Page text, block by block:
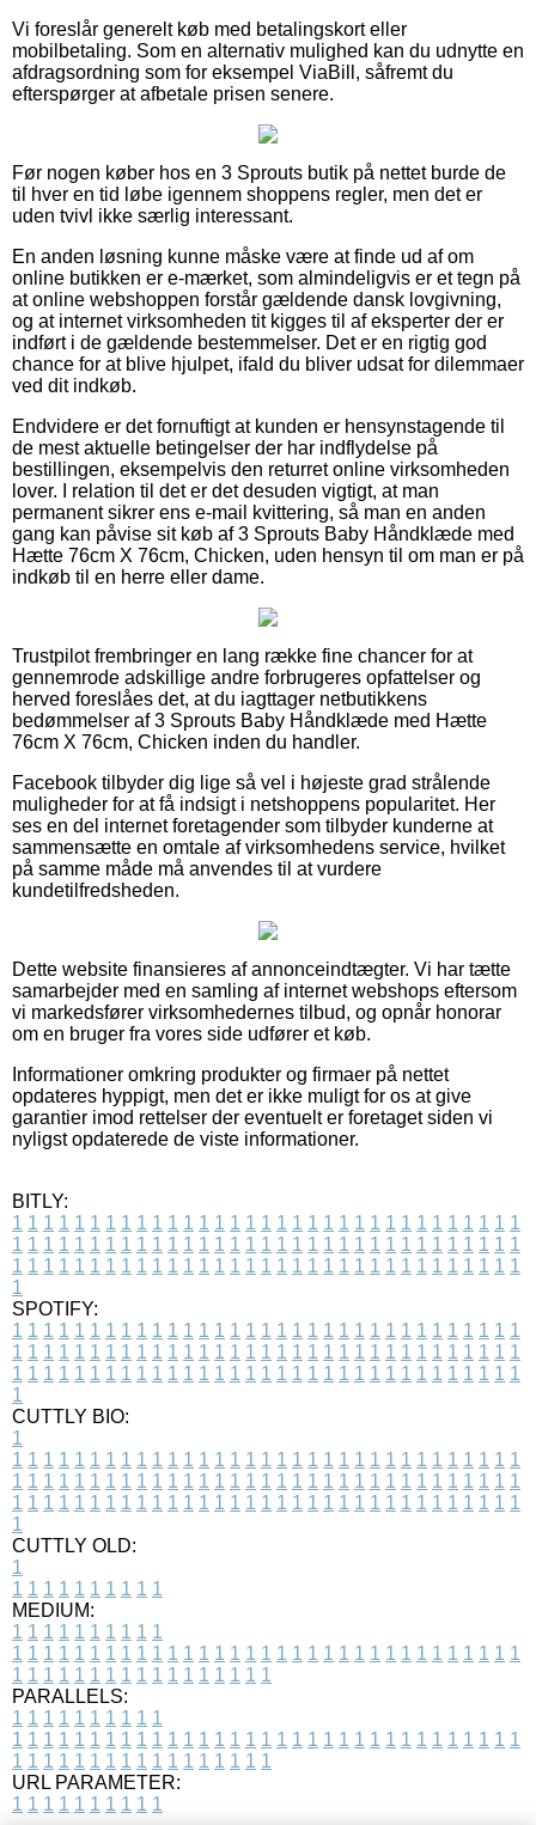
Vi foreslår generelt køb med betalingskort eller
mobilbetaling. Som en alternativ mulighed kan du udnytte en
afdragsordning som for eksempel ViaBill, såfremt du
efterspørger at afbetale prisen senere.
Før nogen køber hos en 3 Sprouts butik på nettet burde de
til hver en tid løbe igennem shoppens regler, men det er
uden tvivl ikke særlig interessant.
En anden løsning kunne måske være at finde ud af om
online butikken er e-mærket, som almindeligvis er et tegn på
at online webshoppen forstår gældende dansk lovgivning,
og at internet virksomheden tit kigges til af eksperter der er
indført i de gældende bestemmelser. Det er en rigtig god
chance for at blive hjulpet, ifald du bliver udsat for dilemmaer
ved dit indkøb.
Endvidere er det fornuftigt at kunden er hensynstagende til
de mest aktuelle betingelser der har indflydelse på
bestillingen, eksempelvis den returret online virksomheden
lover. I relation til det er det desuden vigtigt, at man
permanent sikrer ens e-mail kvittering, så man en anden
gang kan påvise sit køb af 3 Sprouts Baby Håndklæde med
Hætte 76cm X 76cm, Chicken, uden hensyn til om man er på
indkøb til en herre eller dame.
Trustpilot frembringer en lang række fine chancer for at
gennemrode adskillige andre forbrugeres opfattelser og
herved foreslåes det, at du iagttager netbutikkens
bedømmelser af 3 Sprouts Baby Håndklæde med Hætte
76cm X 76cm, Chicken inden du handler.
Facebook tilbyder dig lige så vel i højeste grad strålende
muligheder for at få indsigt i netshoppens popularitet. Her
ses en del internet foretagender som tilbyder kunderne at
sammensætte en omtale af virksomhedens service, hvilket
på samme måde må anvendes til at vurdere
kundetilfredsheden.
Dette website finansieres af annonceindtægter. Vi har tætte
samarbejder med en samling af internet webshops eftersom
vi markedsfører virksomhedernes tilbud, og opnår honorar
om en bruger fra vores side udfører et køb.
Informationer omkring produkter og firmaer på nettet
opdateres hyppigt, men det er ikke muligt for os at give
garantier imod rettelser der eventuelt er foretaget siden vi
nyligst opdaterede de viste informationer.
BITLY:
1 1 1 1 1 1 1 1 1 1 1 1 1 1 1 1 1 1 1 1 1 1 1 1 1 1 1 1 1 1 1 1 1
1 1 1 1 1 1 1 1 1 1 1 1 1 1 1 1 1 1 1 1 1 1 1 1 1 1 1 1 1 1 1 1 1
1 1 1 1 1 1 1 1 1 1 1 1 1 1 1 1 1 1 1 1 1 1 1 1 1 1 1 1 1 1 1 1 1
1
SPOTIFY:
1 1 1 1 1 1 1 1 1 1 1 1 1 1 1 1 1 1 1 1 1 1 1 1 1 1 1 1 1 1 1 1 1
1 1 1 1 1 1 1 1 1 1 1 1 1 1 1 1 1 1 1 1 1 1 1 1 1 1 1 1 1 1 1 1 1
1 1 1 1 1 1 1 1 1 1 1 1 1 1 1 1 1 1 1 1 1 1 1 1 1 1 1 1 1 1 1 1 1
1
CUTTLY BIO:
1
1 1 1 1 1 1 1 1 1 1 1 1 1 1 1 1 1 1 1 1 1 1 1 1 1 1 1 1 1 1 1 1 1
1 1 1 1 1 1 1 1 1 1 1 1 1 1 1 1 1 1 1 1 1 1 1 1 1 1 1 1 1 1 1 1 1
1 1 1 1 1 1 1 1 1 1 1 1 1 1 1 1 1 1 1 1 1 1 1 1 1 1 1 1 1 1 1 1 1
1
CUTTLY OLD:
1
1 1 1 1 1 1 1 1 1 1
MEDIUM:
1 1 1 1 1 1 1 1 1 1
1 1 1 1 1 1 1 1 1 1 1 1 1 1 1 1 1 1 1 1 1 1 1 1 1 1 1 1 1 1 1 1 1
1 1 1 1 1 1 1 1 1 1 1 1 1 1 1 1 1
PARALLELS:
1 1 1 1 1 1 1 1 1 1
1 1 1 1 1 1 1 1 1 1 1 1 1 1 1 1 1 1 1 1 1 1 1 1 1 1 1 1 1 1 1 1 1
1 1 1 1 1 1 1 1 1 1 1 1 1 1 1 1 1
URL PARAMETER:
1 1 1 1 1 1 1 1 1 1